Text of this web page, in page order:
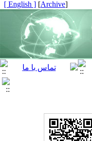
[
Archive
]
[ English ]